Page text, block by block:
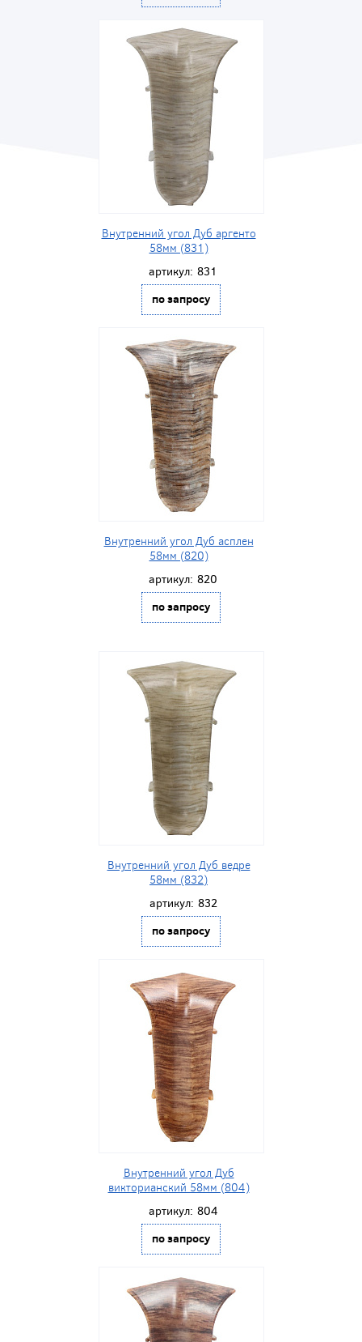
Внутренний угол Дуб аргенто
58мм (831)
артикул: 831
по запросу
Внутренний угол Дуб асплен
58мм (820)
артикул: 820
по запросу
Внутренний угол Дуб ведре
58мм (832)
артикул: 832
по запросу
Внутренний угол Дуб
викторианский 58мм (804)
артикул: 804
по запросу